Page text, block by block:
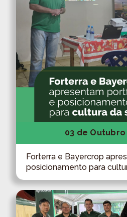
03 de Outubro
Forterra e Bayercrop
posicionamento para